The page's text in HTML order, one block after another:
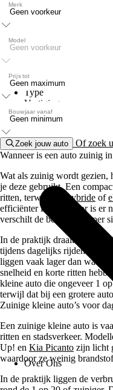
Type
Vestigingen
Over Ons
Merk
Model
Prijs tot
Bouwjaar vanaf
Zoek jouw auto
Of zoek
Wanneer is een auto zuinig
Wat als zuinig wordt gezien,
je deze gebruikt. Een
ritten, terwijl een
hybride of
efficiënter is. Daardoor is er
verschilt de beste keuze per
In de praktijk draait het
tijdens dagelijks rijden.
liggen vaak lager dan wat je
snelheid en korte ritten
kleine auto die ongeveer 1
terwijl dat bij een grotere
Zuinige kleine auto’s voor
Een zuinige kleine auto is
ritten en stadsverkeer.
Up! en Kia Picanto zijn licht
waardoor ze weinig
In de praktijk liggen de